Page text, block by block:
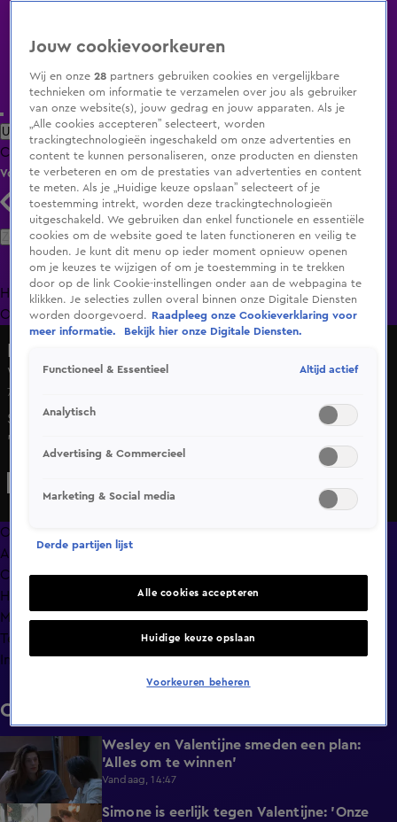
Uitzending Gemist Populaire programma's Zenders Genres
ClipsFilmsRadioSmart TV inlogShop
Volg KIJK
Zoeken
HomeUitzending Gemist Programma's De Bondgenoten
OranjezomerLivestreamsShop
Wilt Senna niet langer met Floris in een bondje?
7 jan 2025, 14:25
Senna vindt het niet leuk dat Floris het videobellen zo
'makkelijk' aan Emma heeft weggeven en is bang dat hij
haar niet alles gunt. Floris is niet blij dat Senna niet ziet
Overzicht
Afleveringen
Clips
Hoe is het nu met?
Macdate met Nick Eshuis
Terugblik
Info
Clips
0:26
Wesley en Valentijne smeden een plan:
'Alles om te winnen'
Vandaag, 14:47
1:12
Simone is eerlijk tegen Valentijne: 'Onze
Jouw cookievoorkeuren
Wij en onze28 partners gebruiken cookies en vergelijkbare
technieken om informatie te verzamelen over jou als gebruiker
van onze website(s), jouw gedrag en jouw apparaten. Als je
„Alle cookies accepteren” selecteert, worden
trackingtechnologieën ingeschakeld om onze advertenties en
content te kunnen personaliseren, onze producten en diensten
te verbeteren en om de prestaties van advertenties en content
te meten. Als je „Huidige keuze opslaan” selecteert of je
toestemming intrekt, worden deze trackingtechnologieën
uitgeschakeld. We gebruiken dan enkel functionele en essentiële
cookies om de website goed te laten functioneren en veilig te
houden. Je kunt dit menu op ieder moment opnieuw openen
om je keuzes te wijzigen of om je toestemming in te trekken
door op de link Cookie-instellingen onder aan de webpagina te
klikken. Je selecties zullen overal binnen onze Digitale Diensten
worden doorgevoerd.
Raadpleeg onze Cookieverklaring voor
meer informatie.
Bekijk hier onze Digitale Diensten.
Functioneel & Essentieel Altijd actief
Analytisch
Advertising & Commercieel
Marketing & Social media
Derde partijen lijst
Alle cookies accepteren
Huidige keuze opslaan
Voorkeuren beheren